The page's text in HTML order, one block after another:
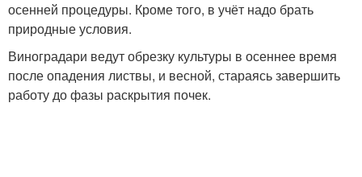
осенней процедуры. Кроме того, в учёт надо брать
природные условия.
Виноградари ведут обрезку культуры в осеннее время
после опадения листвы, и весной, стараясь завершить
работу до фазы раскрытия почек.